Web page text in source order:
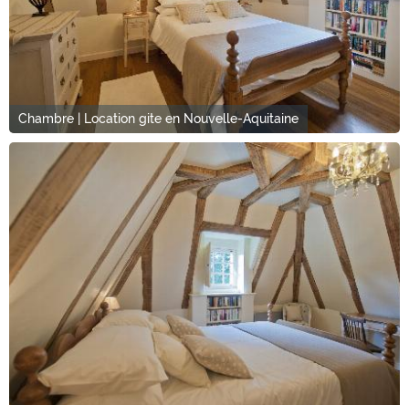
Chambre | Location gite en Nouvelle-Aquitaine